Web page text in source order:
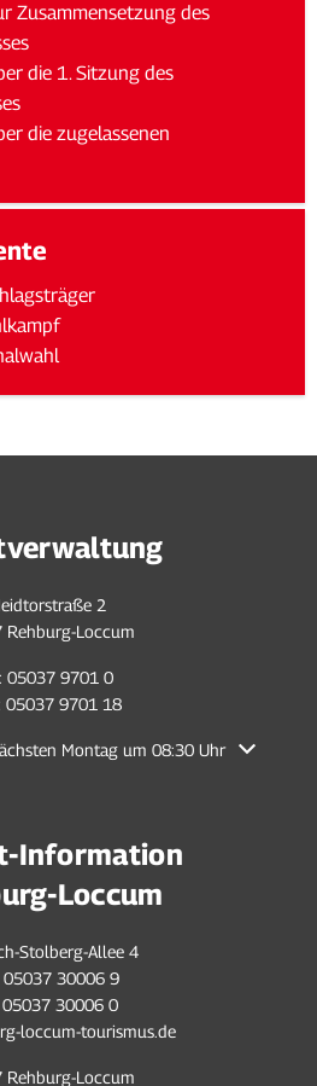
Zusammensetzung des
die 1. Sitzung des
die zugelassenen
2
Rehburg-Loccum
05037 9701 0
05037 9701 18
oder Schließzeiten auszublenden
Montag um 08:30 Uhr
Information
Loccum
Stolberg-Allee 4
05037 30006 9
05037 30006 0
loccum-tourismus.de
Rehburg-Loccum